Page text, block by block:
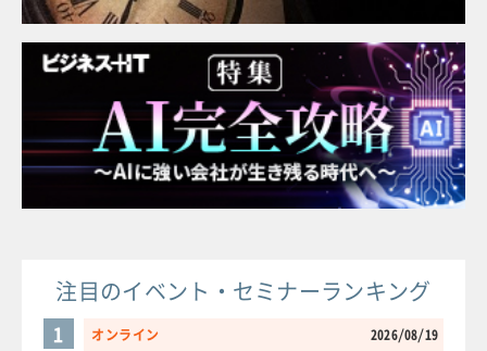
注目のイベント・セミナーランキング
オンライン 2026/08/19
1